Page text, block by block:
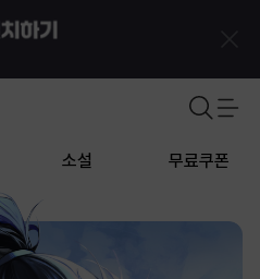
소설 무료쿠폰